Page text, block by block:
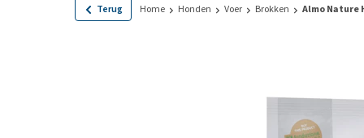
Graanvrij
Biologisch
Terug Home Honden Voer Brokken Almo Nature